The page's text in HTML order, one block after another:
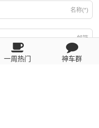
名称(*)
邮箱
一周热门 神车群